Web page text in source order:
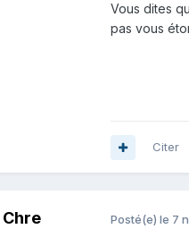
Vous dites
pas vous
Citer
Chre Posté(e) le 7